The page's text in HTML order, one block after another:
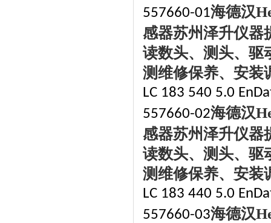
557660-01海德汉
感器苏州泽升仪器
读数头、测头、驱
测维修保养、安装
LC 183 540 5.0
557660-02海德汉
感器苏州泽升仪器
读数头、测头、驱
测维修保养、安装
LC 183 440 5.0
557660-03海德汉